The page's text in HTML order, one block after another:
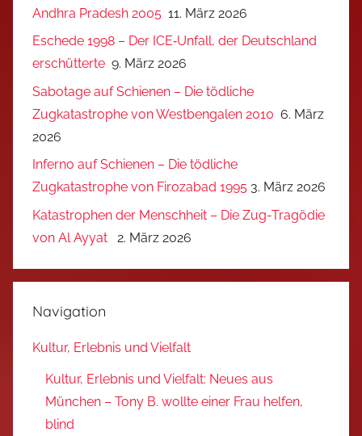
Andhra Pradesh 2005 11. März 2026
Eschede 1998 – Der ICE‑Unfall, der Deutschland
erschütterte 9. März 2026
Sabotage auf Schienen – Die tödliche
Zugkatastrophe von Westbengalen 2010 6. März
2026
Inferno auf Schienen – Die tödliche
Zugkatastrophe von Firozabad 1995 3. März 2026
Katastrophen der Menschheit – Die Zug-Tragödie
von Al Ayyat
2. März 2026
Navigation
Kultur, Erlebnis und Vielfalt
Kultur, Erlebnis und Vielfalt: Neues aus
München – Tony B. wollte einer Frau helfen,
blind